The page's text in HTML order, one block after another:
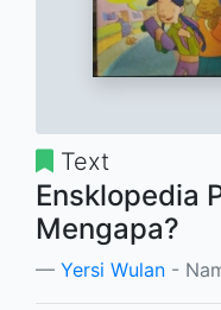
Text
Ensklopedia
Mengapa?
Yersi Wulan -